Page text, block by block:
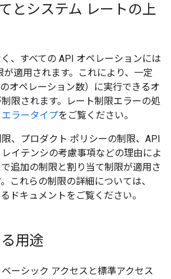
とシステム レートの上
、すべての API オペレーションには
が適用されます。これにより、一定
オペレーション数）に実行できるオ
限されます。レート制限エラーの処
エラータイプをご覧ください。
、プロダクト ポリシーの制限、API
イテンシの考慮事項などの理由によ
追加の制限と割り当て制限が適用さ
これらの制限の詳細については、
ドキュメントをご覧ください。
用途
ーシック アクセスと標準アクセス